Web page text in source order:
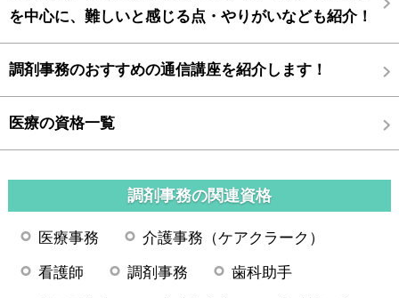
を中心に、難しいと感じる点・やりがいなども紹介！
調剤事務のおすすめの通信講座を紹介します！
医療の資格一覧
調剤事務の関連資格
医療事務 介護事務（ケアクラーク）
看護師 調剤事務 歯科助手